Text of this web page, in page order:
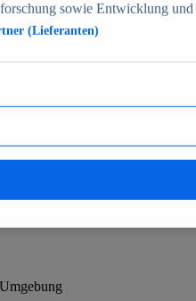
70+
sowie Entwicklung
(Lieferanten)